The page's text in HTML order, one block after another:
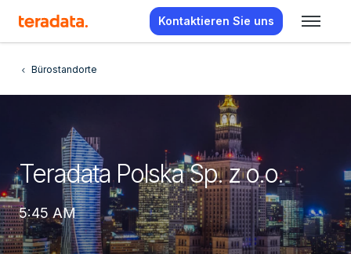
Kontaktieren Sie uns
Bürostandorte
Teradata Polska Sp. z o.o.
5:45 AM